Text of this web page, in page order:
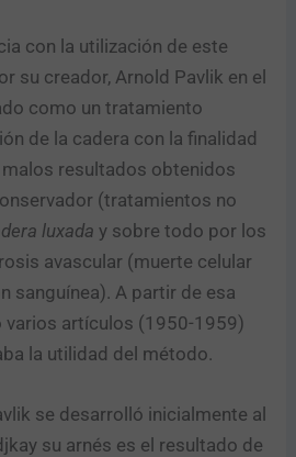
con la utilización de este
su creador, Arnold Pavlik en el
como un tratamiento
de la cadera con la finalidad
resultados obtenidos
(tratamientos no
luxada y sobre todo por los
avascular (muerte celular
sanguínea). A partir de esa
varios artículos (1950-1959)
la utilidad del método.
se desarrolló inicialmente al
su arnés es el resultado de